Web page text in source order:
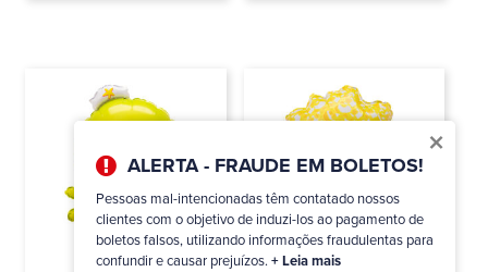
×
ALERTA - FRAUDE EM BOLETOS!
Pessoas mal-intencionadas têm contatado nossos
clientes com o objetivo de induzi-los ao pagamento de
boletos falsos, utilizando informações fraudulentas para
confundir e causar prejuízos. + Leia mais